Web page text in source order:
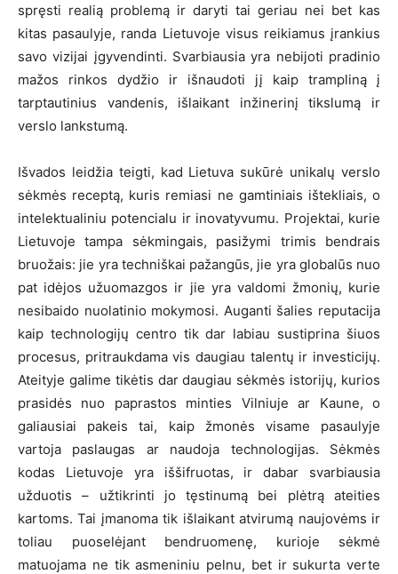
spręsti realią problemą ir daryti tai geriau nei bet kas
kitas pasaulyje, randa Lietuvoje visus reikiamus įrankius
savo vizijai įgyvendinti. Svarbiausia yra nebijoti pradinio
mažos rinkos dydžio ir išnaudoti jį kaip trampliną į
tarptautinius vandenis, išlaikant inžinerinį tikslumą ir
verslo lankstumą.
Išvados leidžia teigti, kad Lietuva sukūrė unikalų verslo
sėkmės receptą, kuris remiasi ne gamtiniais ištekliais, o
intelektualiniu potencialu ir inovatyvumu. Projektai, kurie
Lietuvoje tampa sėkmingais, pasižymi trimis bendrais
bruožais: jie yra techniškai pažangūs, jie yra globalūs nuo
pat idėjos užuomazgos ir jie yra valdomi žmonių, kurie
nesibaido nuolatinio mokymosi. Auganti šalies reputacija
kaip technologijų centro tik dar labiau sustiprina šiuos
procesus, pritraukdama vis daugiau talentų ir investicijų.
Ateityje galime tikėtis dar daugiau sėkmės istorijų, kurios
prasidės nuo paprastos minties Vilniuje ar Kaune, o
galiausiai pakeis tai, kaip žmonės visame pasaulyje
vartoja paslaugas ar naudoja technologijas. Sėkmės
kodas Lietuvoje yra iššifruotas, ir dabar svarbiausia
užduotis – užtikrinti jo tęstinumą bei plėtrą ateities
kartoms. Tai įmanoma tik išlaikant atvirumą naujovėms ir
toliau puoselėjant bendruomenę, kurioje sėkmė
matuojama ne tik asmeniniu pelnu, bet ir sukurta verte